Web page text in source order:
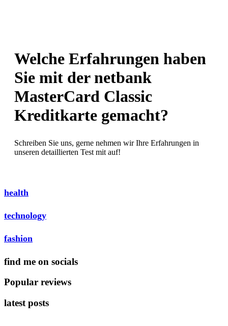
Welche Erfahrungen haben
Sie mit der netbank
MasterCard Classic
Kreditkarte gemacht?
Schreiben Sie uns, gerne nehmen wir Ihre Erfahrungen in
unseren detaillierten Test mit auf!
health
technology
fashion
find me on socials
Popular reviews
latest posts